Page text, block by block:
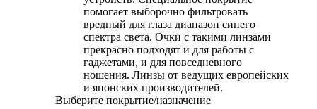
помогает выборочно фильтровать
вредный для глаза диапазон синего
спектра света. Очки с такими линзами
прекрасно подходят и для работы с
гаджетами, и для повседневного
ношения. Линзы от ведущих европейских
и японских производителей.
Выберите покрытие/назначение